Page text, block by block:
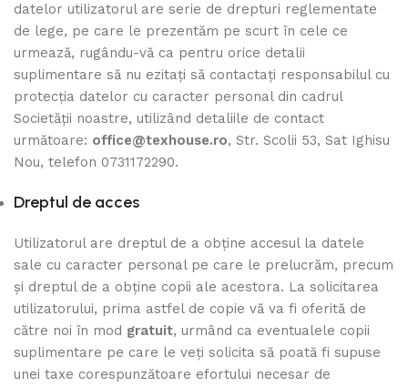
datelor utilizatorul are serie de drepturi reglementate
de lege, pe care le prezentăm pe scurt în cele ce
urmează, rugându-vă ca pentru orice detalii
suplimentare să nu ezitați să contactați responsabilul cu
protecția datelor cu caracter personal din cadrul
Societății noastre, utilizând detaliile de contact
următoare: office@texhouse.ro, Str. Scolii 53, Sat Ighisu
Nou, telefon 0731172290.
Dreptul de acces
Utilizatorul are dreptul de a obține accesul la datele
sale cu caracter personal pe care le prelucrăm, precum
și dreptul de a obține copii ale acestora. La solicitarea
utilizatorului, prima astfel de copie vă va fi oferită de
către noi în mod gratuit, urmând ca eventualele copii
suplimentare pe care le veți solicita să poată fi supuse
unei taxe corespunzătoare efortului necesar de